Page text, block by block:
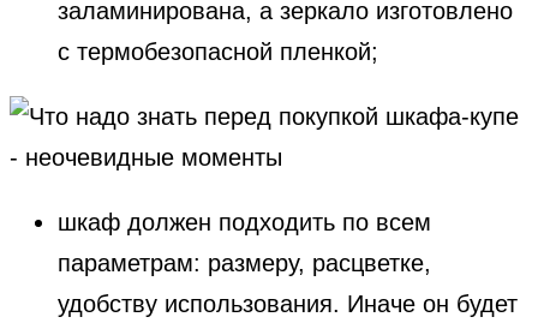
заламинирована, а зеркало изготовлено
с термобезопасной пленкой;
шкаф должен подходить по всем
параметрам: размеру, расцветке,
удобству использования. Иначе он будет